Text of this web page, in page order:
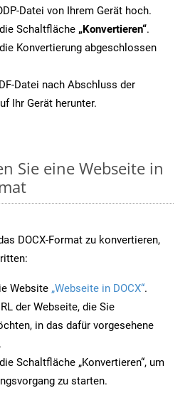
Datei von Ihrem Gerät hoch.
Schaltfläche „Konvertieren“.
Konvertierung abgeschlossen
Datei nach Abschluss der
Ihr Gerät herunter.
Sie eine Webseite in
DOCX-Format zu konvertieren,
Website „Webseite in DOCX“.
der Webseite, die Sie
in das dafür vorgesehene
Schaltfläche „Konvertieren“, um
zu starten.